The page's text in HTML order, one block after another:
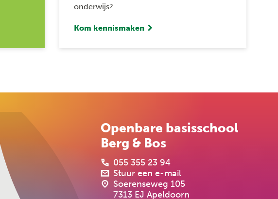
onderwijs?
Kom kennismaken
Openbare basisschool
Berg & Bos
055 355 23 94
Stuur een e-mail
Soerenseweg 105
7313 EJ Apeldoorn